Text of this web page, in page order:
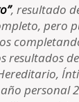
, resultado
pero
resultados
personal